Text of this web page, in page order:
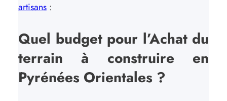
artisans :
Quel budget pour l’Achat du
terrain à construire en
Pyrénées Orientales ?